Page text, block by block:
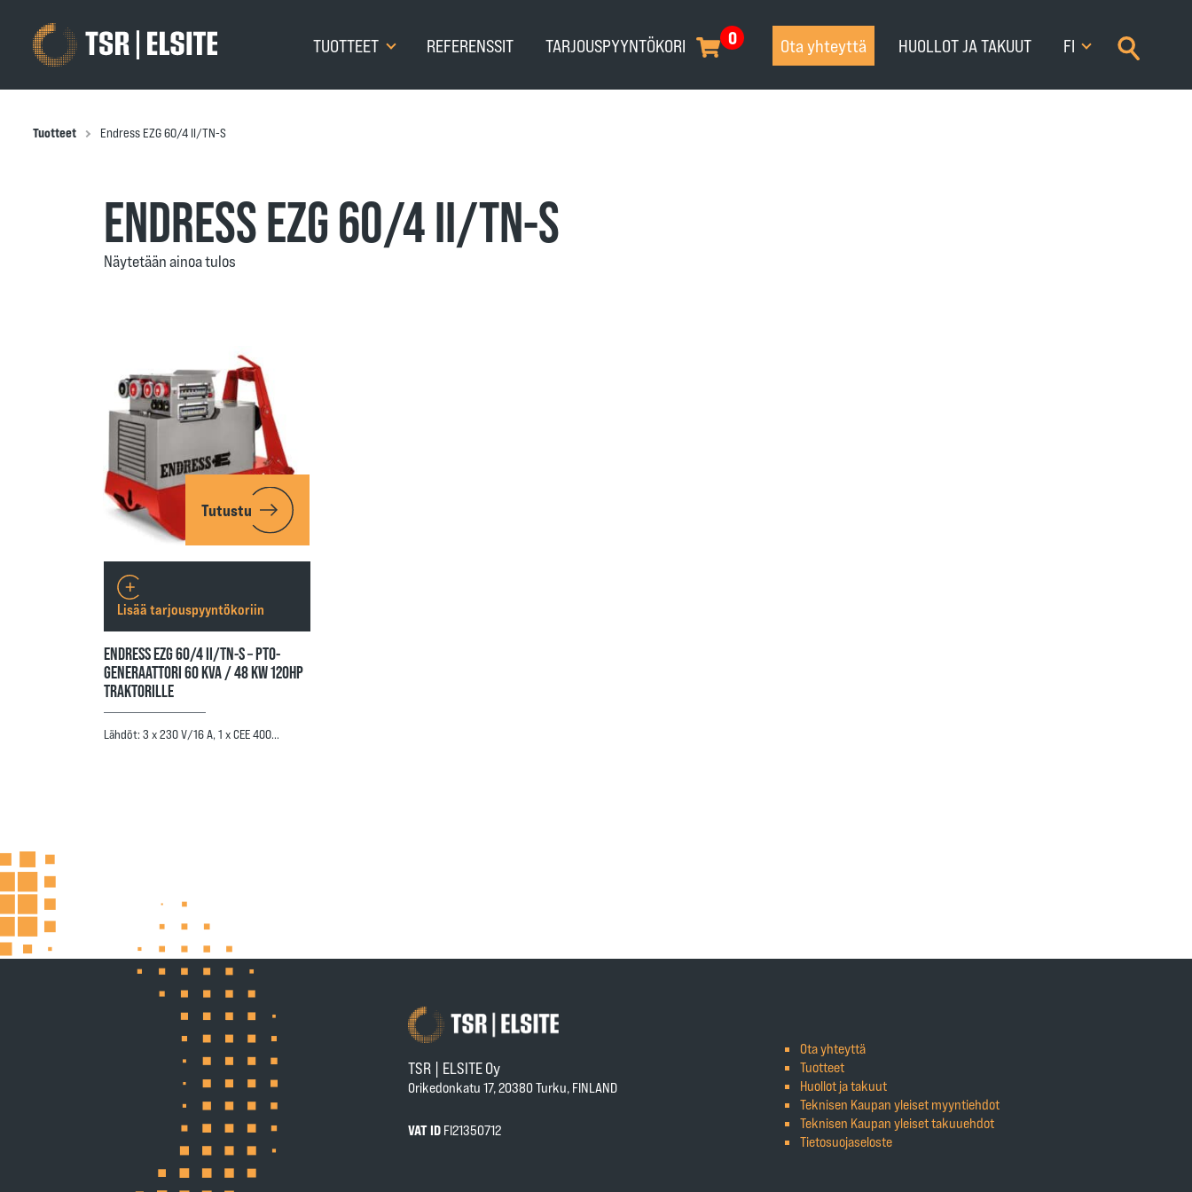
TUOTTEET REFERENSSIT 0
TARJOUSPYYNTÖKORI Ota yhteyttä HUOLLOT JA TAKUUT FI
Tuotteet Endress EZG 60/4 II/TN-S
ENDRESS EZG 60/4 II/TN-S
Näytetään ainoa tulos
Tutustu
ENDRESS EZG 60/4 II/TN-S – PTO-
GENERAATTORI 60 KVA / 48 KW 120HP
TRAKTORILLE
Lähdöt: 3 x 230 V/16 A, 1 x CEE 400…
Lisää tarjouspyyntökoriin
TSR | ELSITE Oy
Orikedonkatu 17, 20380 Turku, FINLAND
VAT ID FI21350712
Ota yhteyttä
Tuotteet
Huollot ja takuut
Teknisen Kaupan yleiset myyntiehdot
Teknisen Kaupan yleiset takuuehdot
Tietosuojaseloste